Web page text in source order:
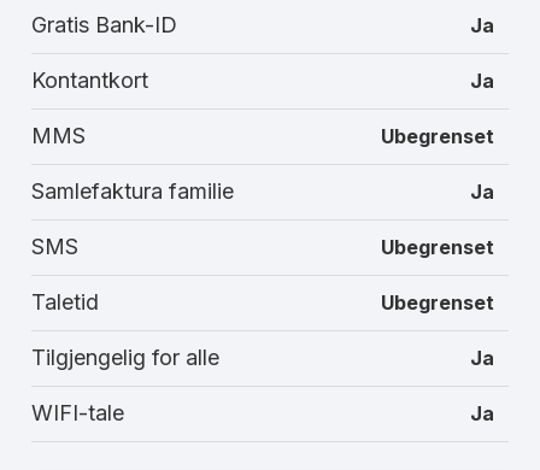
Gratis Bank-ID Ja
Kontantkort Ja
MMS Ubegrenset
Samlefaktura familie Ja
SMS Ubegrenset
Taletid Ubegrenset
Tilgjengelig for alle Ja
WIFI-tale Ja